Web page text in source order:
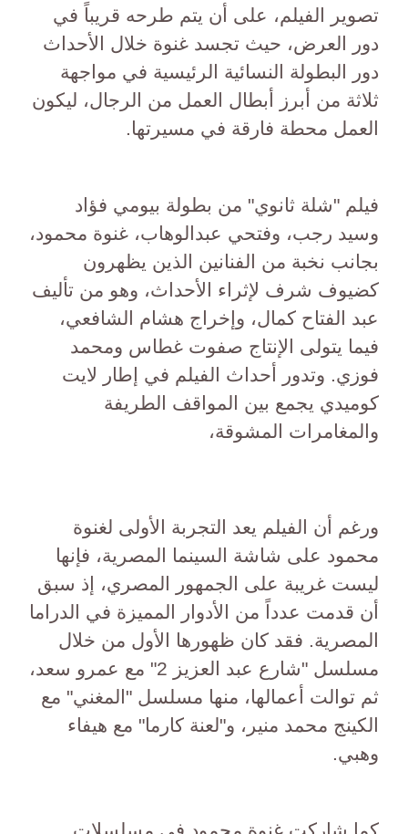
تصوير الفيلم، على أن يتم طرحه قريباً في
دور العرض، حيث تجسد غنوة خلال الأحداث
دور البطولة النسائية الرئيسية في مواجهة
ثلاثة من أبرز أبطال العمل من الرجال، ليكون
العمل محطة فارقة في مسيرتها.
فيلم "شلة ثانوي" من بطولة بيومي فؤاد
وسيد رجب، وفتحي عبدالوهاب، غنوة محمود،
بجانب نخبة من الفنانين الذين يظهرون
كضيوف شرف لإثراء الأحداث، وهو من تأليف
عبد الفتاح كمال، وإخراج هشام الشافعي،
فيما يتولى الإنتاج صفوت غطاس ومحمد
فوزي. وتدور أحداث الفيلم في إطار لايت
كوميدي يجمع بين المواقف الطريفة
والمغامرات المشوقة،
ورغم أن الفيلم يعد التجربة الأولى لغنوة
محمود على شاشة السينما المصرية، فإنها
ليست غريبة على الجمهور المصري، إذ سبق
أن قدمت عدداً من الأدوار المميزة في الدراما
المصرية. فقد كان ظهورها الأول من خلال
مسلسل "شارع عبد العزيز 2" مع عمرو سعد،
ثم توالت أعمالها، منها مسلسل "المغني" مع
الكينج محمد منير، و"لعنة كارما" مع هيفاء
وهبي.